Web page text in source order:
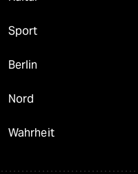
Sport
Berlin
Nord
Wahrheit